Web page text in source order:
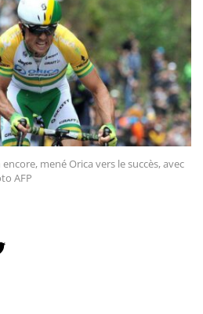
mené Orica vers le succès, avec
AFP